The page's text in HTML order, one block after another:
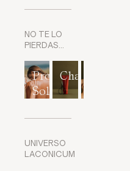
NO TE LO
PIERDAS…
Protección
Solar
Champús
UNIVERSO
LACONICUM